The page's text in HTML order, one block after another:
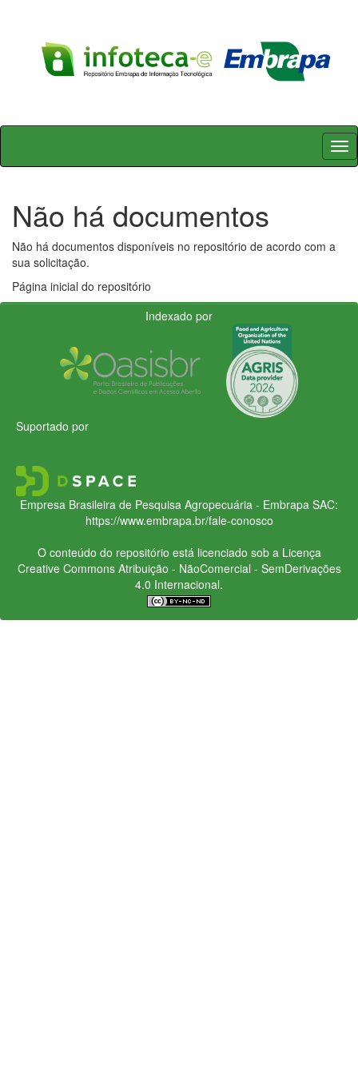
Skip
Não há documentos
Não há documentos disponíveis no repositório de acordo com a
sua solicitação.
Página inicial do repositório
Indexado por
Suportado por
Empresa Brasileira de Pesquisa Agropecuária - Embrapa SAC:
https://www.embrapa.br/fale-conosco
O conteúdo do repositório está licenciado sob a Licença
Creative CommonsAtribuição - NãoComercial - SemDerivações
4.0 Internacional.